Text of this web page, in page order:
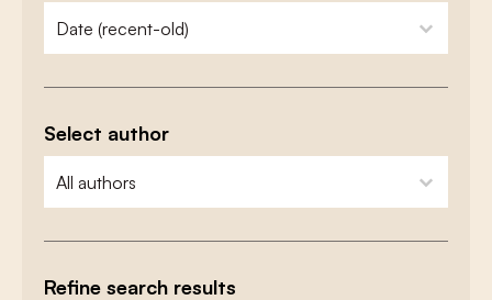
zoeken - sorteer
sort content
Select author
zoeken - auteurs
select content
Refine search results